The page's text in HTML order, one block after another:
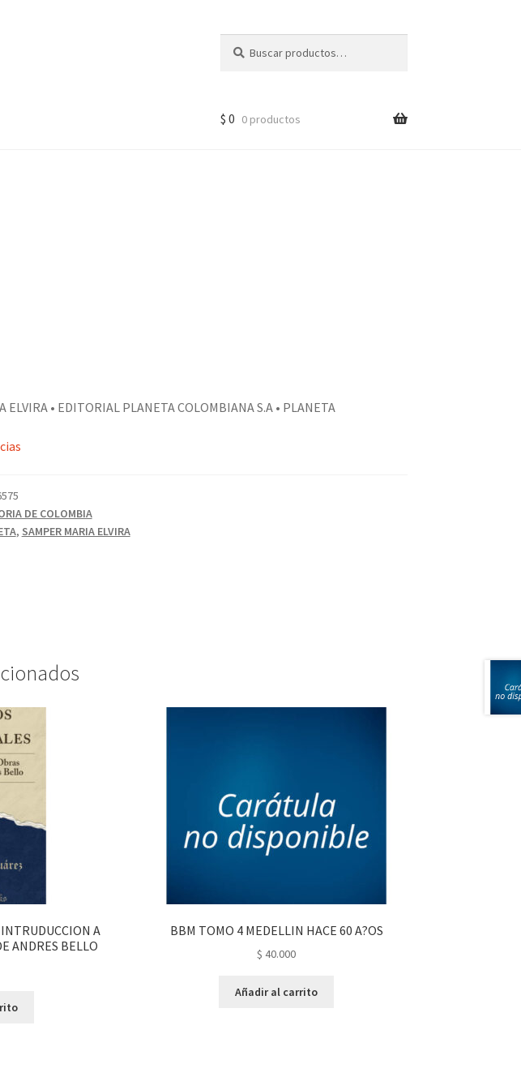
$ 0 0 productos
ELVIRA • EDITORIAL PLANETA COLOMBIANA S.A • PLANETA
DE COLOMBIA
, SAMPER MARIA ELVIRA
A
ANDRES BELLO
BBM TOMO 4 MEDELLIN HACE 60 A?OS
$ 40.000
Añadir al carrito